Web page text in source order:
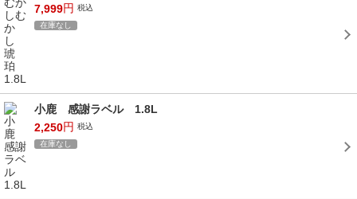
7,999円 税込
在庫なし
小鹿 感謝ラベル 1.8L
2,250円 税込
在庫なし